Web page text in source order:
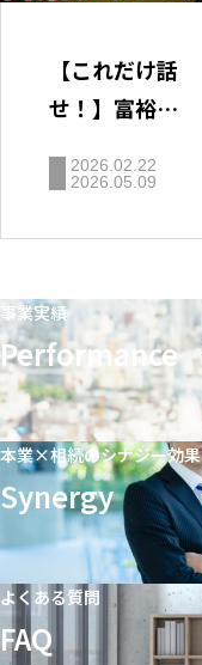
【これだけ話
せ！】富裕層
業極意「税制
2026.02.22
2026.05.09
事業実績
Performance
本業×相続のシナジー効果
Synergy
よくある質問
FAQ